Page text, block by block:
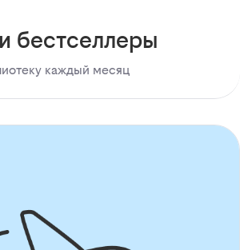
бестселлеры
каждый месяц